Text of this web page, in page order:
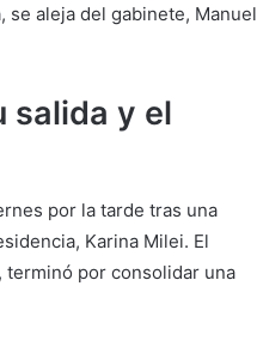
aleja del gabinete, Manuel
salida y el
por la tarde tras una
Karina Milei. El
terminó por consolidar una